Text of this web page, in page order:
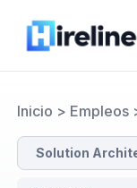
Inicio > Empleos